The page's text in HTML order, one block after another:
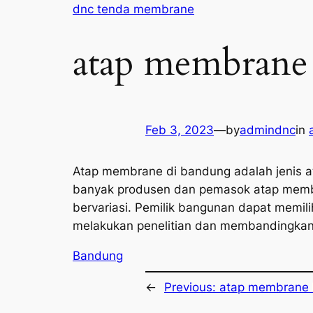
dnc tenda membrane
atap
Feb 3, 2023—byadmindncin
Atap membrane di bandung adalah jenis
banyak produsen dan pemasok atap
bervariasi. Pemilik bangunan dapat
melakukan penelitian dan
Bandung
← Previous: atap membrane